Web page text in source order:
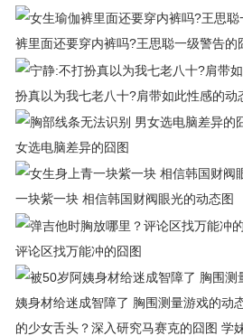
裤里面还要穿内裤吗?王思聪一级警告的
扮真以为我七老八十?肩带如此性感的动
女选电脑差异的囧图
一块紫一块 相信韩国财阀眼光的动态图
评论区找万能冲的囧图
姨身材给迷成智障了 胸围测量游戏的动
的少女舌头？深入研究马赛克的囧图 学